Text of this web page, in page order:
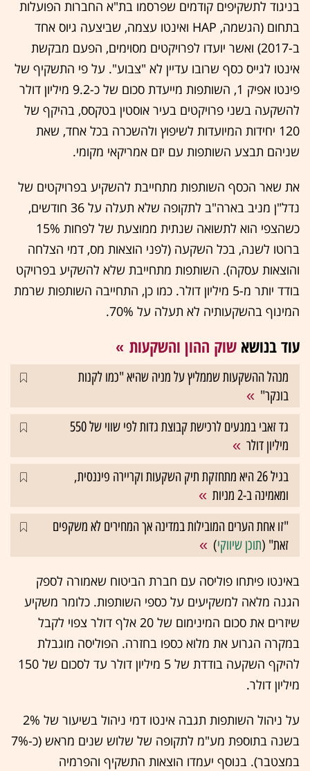
בניגוד לתשקיפים קודמים שפרסמו בת"א החברות הפועלות
בתחום (הגשמה, HAP ואינטו עצמה, שביצעה גיוס אחד
ב-2017) ואשר יועדו לפרויקטים מסוימים, הפעם מבקשת
אינטו לגייס כסף שרובו עדיין לא "צבוע". על פי התשקיף של
פינטו אפיק 1, השותפות מייעדת סכום של כ-9.2 מיליון דולר
להשקעה בשני פרויקטים בעיר אוסטין בטקסס, בהיקף של
120 יחידות המיועדות לשיפוץ ולהשכרה בכל אחד, שאת
שניהם תבצע השותפות עם יזם אמריקאי מקומי.
את שאר הכסף השותפות מתחייבת להשקיע בפרויקטים של
נדל"ן מניב בארה"ב לתקופה שלא תעלה על 36 חודשים,
כשהצפי הוא לתשואה שנתית ממוצעת של לפחות 15%
ברוטו לשנה, בכל השקעה (לפני הוצאות מס, דמי הצלחה
והוצאות עסקה). השותפות מתחייבת שלא להשקיע בפרויקט
בודד יותר מ-5 מיליון דולר. כמו כן, התחייבה השותפות שרמת
המינוף בהשקעותיה לא תעלה על 70%.
עוד בנושא שוק ההון והשקעות
מנהל ההשקעות שממליץ על מניה שהיא "כמו לקנות
בונקר"
גד זאבי במגעים לרכישת קבוצת גדות לפי שווי של 550
מיליון דולר
בגיל 26 היא מתחזקת תיק השקעות וקריירה פיננסית,
ומאמינה ב-2 מניות
"זו אחת הערים המובילות במדינה אך המחירים לא משקפים
זאת" (תוכן שיווקי)
באינטו פיתחו פוליסה עם חברת הביטוח שאמורה לספק
הגנה מלאה למשקיעים על כספי השותפות. כלומר משקיע
שיזרים את סכום המינימום של 20 אלף דולר צפוי לקבל
במקרה הגרוע את מלוא כספו בחזרה. הפוליסה מוגבלת
להיקף השקעה בודדת של 5 מיליון דולר עד לסכום של 150
מיליון דולר.
על ניהול השותפות תגבה אינטו דמי ניהול בשיעור של 2%
בשנה בתוספת מע"מ לתקופה של שלוש שנים מראש (כ-7%
במצטבר). בנוסף יעמדו הוצאות התשקיף והפרמיה